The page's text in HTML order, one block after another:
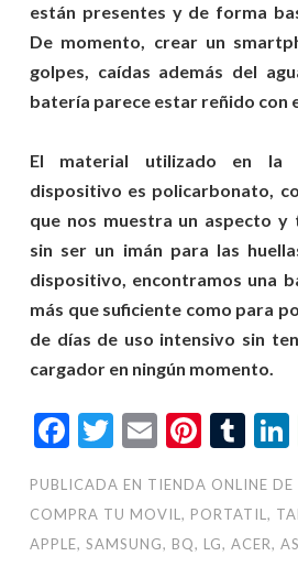
están presentes y de forma
De momento, crear un
golpes, caídas además del
batería parece estar reñido con
El material utilizado en la
dispositivo es policarbonato,
que nos muestra un aspecto
sin ser un imán para las
dispositivo, encontramos una
más que suficiente como para
de días de uso intensivo sin
cargador en ningún momento.
Facebook
Twitter
Email
PUBLICADA EN TIENDA ONLINE DE
COMPRA TU MOVIL, PORTATIL,
APPLE, SAMSUNG, BQ, LG, ACER,